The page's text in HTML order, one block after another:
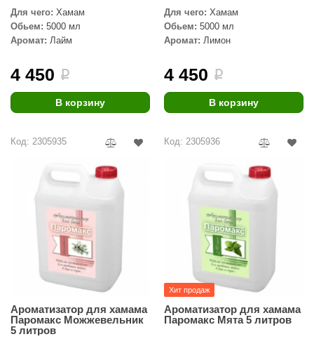
SAUNA
Для чего: Хамам
Обьем: 5000 мл
Аромат: Лайм
4 450 i
В корзину
Для чего: Хамам
Обьем: 5000 мл
Аромат: Лимон
4 450 i
В корзину
Код: 2305935
Ароматизатор для хамама
Паромакс Можжевельник
5 литров
Код: 2305936
Хит продаж
Ароматизатор для хамама
Паромакс Мята 5 литров